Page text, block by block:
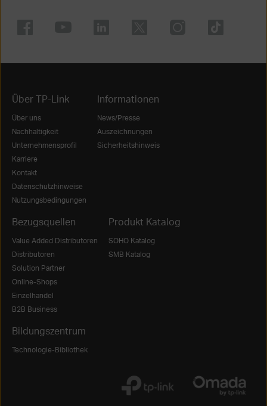
Über TP-Link
Über uns
Nachhaltigkeit
Unternehmensprofil
Karriere
Kontakt
Datenschutzhinweise
Nutzungsbedingungen
Informationen
News/Presse
Auszeichnungen
Sicherheitshinweis
Bezugsquellen
Value Added Distributoren
Distributoren
Solution Partner
Online-Shops
Einzelhandel
B2B Business
Produkt Katalog
SOHO Katalog
SMB Katalog
Bildungszentrum
Technologie-Bibliothek